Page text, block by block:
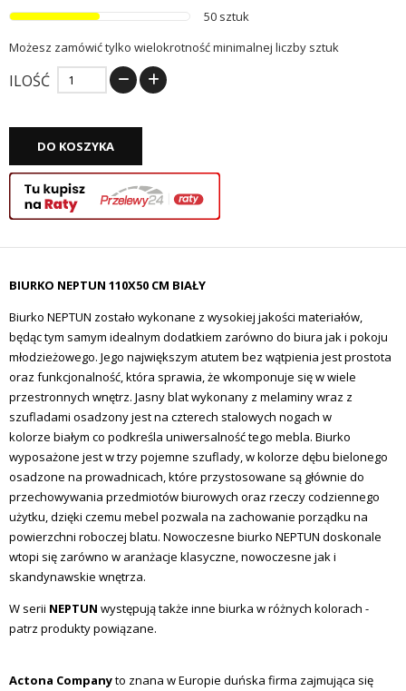
50 sztuk
Możesz zamówić tylko wielokrotność minimalnej liczby sztuk
ILOŚĆ
DO KOSZYKA
BIURKO NEPTUN 110X50 CM BIAŁY
Biurko NEPTUN zostało wykonane z wysokiej jakości materiałów,
będąc tym samym idealnym dodatkiem zarówno do biura jak i pokoju
młodzieżowego. Jego największym atutem bez wątpienia jest prostota
oraz funkcjonalność, która sprawia, że wkomponuje się w wiele
przestronnych wnętrz. Jasny blat wykonany z melaminy wraz z
szufladami osadzony jest na czterech stalowych nogach w
kolorze białym co podkreśla uniwersalność tego mebla. Biurko
wyposażone jest w trzypojemne szuflady, w kolorze dębu bielonego
osadzone na prowadnicach, które przystosowane są głównie do
przechowywania przedmiotów biurowych oraz rzeczy codziennego
użytku, dzięki czemu mebel pozwala na zachowanie porządku na
powierzchni roboczej blatu. Nowoczesne biurko NEPTUN doskonale
wtopi się zarówno w aranżacje klasyczne, nowoczesne jak i
skandynawskie wnętrza.
W serii NEPTUN występują także inne biurka w różnych kolorach -
patrz produkty powiązane.
Actona Companyto znana w Europie duńska firma zajmująca się